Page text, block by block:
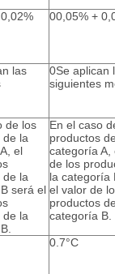
00,05% +
las
0Se aplican
siguientes
de los
de la
el
de la
será el
de la
En el caso
productos
categoría A,
de los
la categoría
el valor de
productos
categoría B.
0.7°C